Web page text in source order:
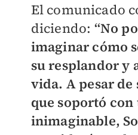
El comunicado
diciendo: “No
imaginar cómo
su resplandor y
vida. A pesar
que soportó
inimaginable,